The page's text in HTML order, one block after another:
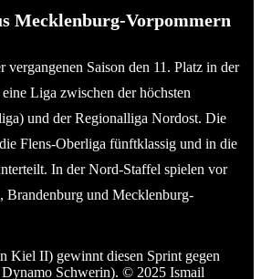
Mecklenburg-Vorpommern
vergangenen Saison den 11. Platz in der
Liga zwischen der höchsten
und der Regionalliga Nordost. Die
Flens-Oberliga fünftklassig und in die
In der Nord-Staffel spielen vor
Brandenburg und Mecklenburg-